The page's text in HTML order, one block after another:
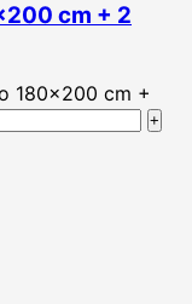
cm + 2
180x200 cm +